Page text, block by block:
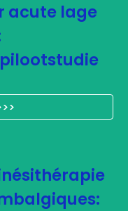
acute lage
e